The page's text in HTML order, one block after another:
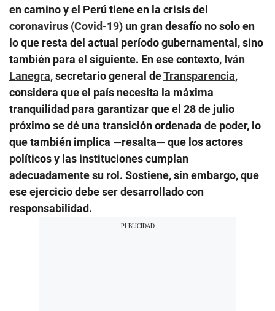
en camino y el Perú tiene en la crisis del
coronavirus (Covid-19) un gran desafío no solo en
lo que resta del actual período gubernamental, sino
también para el siguiente. En ese contexto, Iván
Lanegra, secretario general deTransparencia,
considera que el país necesita la máxima
tranquilidad para garantizar que el 28 de julio
próximo se dé una transición ordenada de poder, lo
que también implica —resalta— que los actores
políticos y las instituciones cumplan
adecuadamente su rol. Sostiene, sin embargo, que
ese ejercicio debe ser desarrollado con
responsabilidad.